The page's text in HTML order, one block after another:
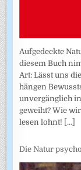
Aufgedeckte
diesem Buch
Art: Lässt uns
hängen
unvergänglich
geweiht? Wie
lesen lohnt! [...]
Die Natur